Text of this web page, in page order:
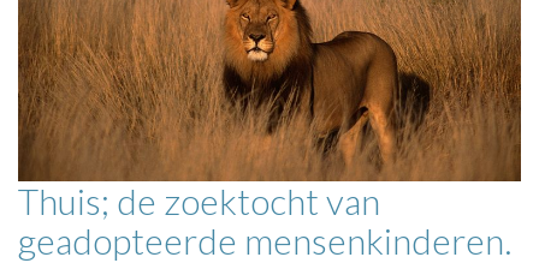
Thuis; de zoektocht van
geadopteerde mensenkinderen.